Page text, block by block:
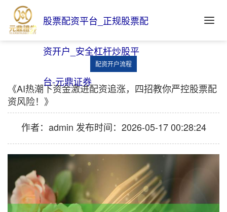
股票配资平台_正规股票配
资开户_安全杠杆炒股平
台-元鼎证券
配资开户流程
《AI热潮下资金激进配资追涨，四招教你严控股票配
资风险！》
作者：admin 发布时间：2026-05-17 00:28:24